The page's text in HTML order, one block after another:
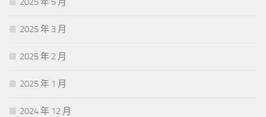
2025 年 3 月
2025 年 2 月
2025 年 1 月
2024 年 12 月